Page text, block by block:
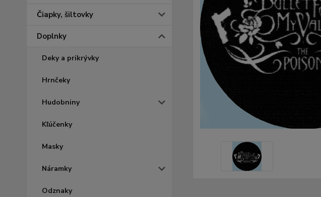
Čiapky, šiltovky
Doplnky
Deky a prikrývky
Hrnčeky
Hudobniny
Kľúčenky
Masky
Náramky
Odznaky